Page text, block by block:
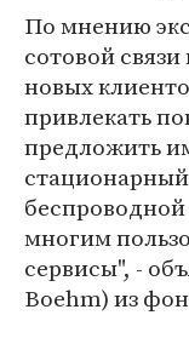
По мнению
сотовой
новых
привлекать
предложить
беспроводной
многим
сервисы", -
Boehm) из